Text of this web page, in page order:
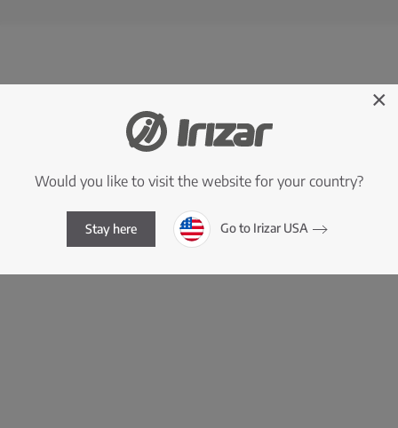
×
Would you like to visit the website for your country?
Stay here Go to Irizar USA